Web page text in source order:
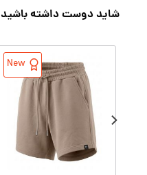
شاید دوست داشته باشید
New